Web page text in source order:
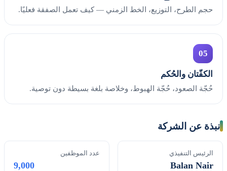
حجم الطرح، التوزيع، الخط الزمني — كيف تعمل الصفقة فعليًا.
05
الكفّتان والحُكم
حُجّة الصعود، حُجّة الهبوط، وخلاصة بلغة بسيطة دون توصية.
نبذة عن الشركة
الرئيس التنفيذي
Balan Nair
عدد الموظفين
9,000